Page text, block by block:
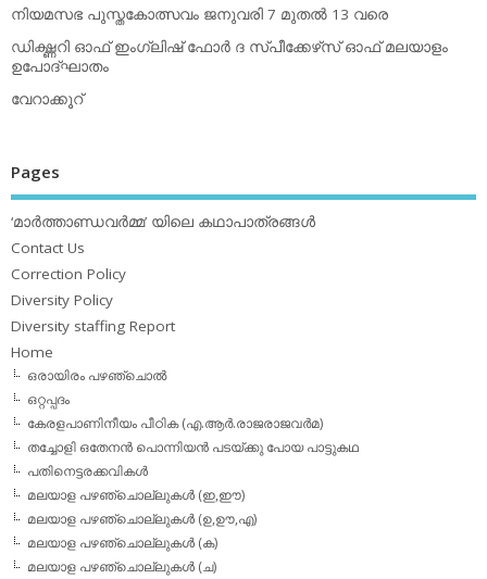
നിയമസഭ പുസ്തകോത്സവം ജനുവരി 7 മുതല്‍ 13 വരെ
ഡിക്ഷ്ണറി ഓഫ് ഇംഗ്ലിഷ് ഫോര്‍ ദ സ്പീക്കേഴ്‌സ് ഓഫ് മലയാളം
ഉപോദ്ഘാതം
വേറാക്കൂറ്
Pages
‘മാര്‍ത്താണ്ഡവര്‍മ്മ’ യിലെ കഥാപാത്രങ്ങള്‍
Contact Us
Correction Policy
Diversity Policy
Diversity staffing Report
Home
ഒരായിരം പഴഞ്ചൊല്‍
ഒറ്റപ്പദം
കേരളപാണിനീയം പീഠിക (എ.ആര്‍.രാജരാജവര്‍മ)
തച്ചോളി ഒതേനൻ പൊന്നിയൻ പടയ്‌ക്കു പോയ പാട്ടുകഥ
പതിനെട്ടരക്കവികള്‍
മലയാള പഴഞ്ചൊല്ലുകള്‍ (ഇ,ഈ)
മലയാള പഴഞ്ചൊല്ലുകള്‍ (ഉ,ഊ,എ)
മലയാള പഴഞ്ചൊല്ലുകള്‍ (ക)
മലയാള പഴഞ്ചൊല്ലുകള്‍ (ച)